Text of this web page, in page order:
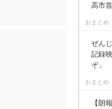
高市
おまとめ
ぜん
記録
ぞ」
おまとめ
【朗